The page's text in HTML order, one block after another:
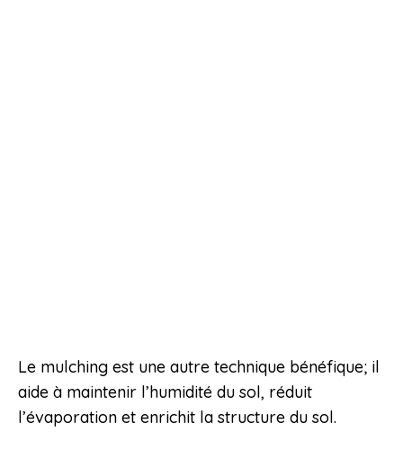
Le mulching est une autre technique bénéfique; il
aide à maintenir l’humidité du sol, réduit
l’évaporation et enrichit la structure du sol.